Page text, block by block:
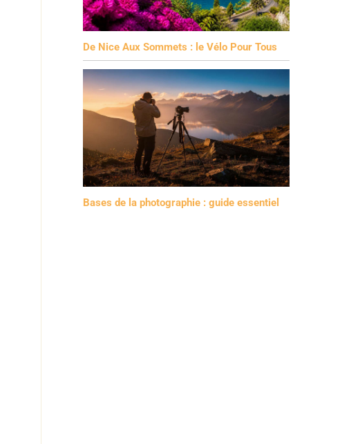
De Nice Aux Sommets : le Vélo Pour Tous
Bases de la photographie : guide essentiel